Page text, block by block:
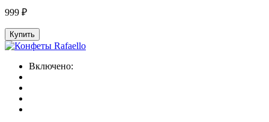
999 ₽
Купить
Включено: